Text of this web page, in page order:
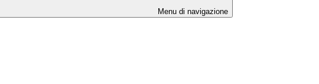
Menu di navigazione